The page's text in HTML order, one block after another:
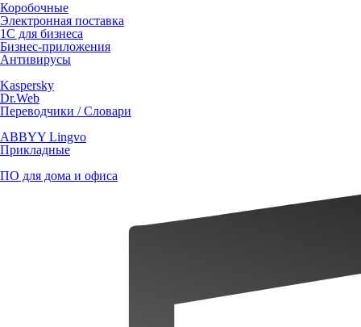
Коробочные
Электронная поставка
1С для бизнеса
Бизнес-приложения
Антивирусы
Kaspersky
Dr.Web
Переводчики / Словари
ABBYY Lingvo
Прикладные
ПО для дома и офиса